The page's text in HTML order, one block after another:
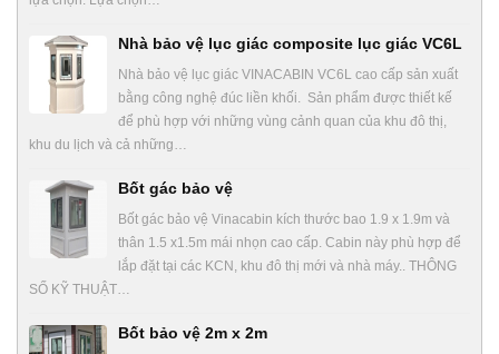
Nhà bảo vệ lục giác composite lục giác VC6L
Nhà bảo vệ lục giác VINACABIN VC6L cao cấp sản xuất
bằng công nghệ đúc liền khối. Sản phẩm được thiết kế
để phù hợp với những vùng cảnh quan của khu đô thị,
khu du lịch và cả những…
Bốt gác bảo vệ
Bốt gác bảo vệ Vinacabin kích thước bao 1.9 x 1.9m và
thân 1.5 x1.5m mái nhọn cao cấp. Cabin này phù hợp để
lắp đặt tại các KCN, khu đô thị mới và nhà máy.. THÔNG
SỐ KỸ THUẬT…
Bốt bảo vệ 2m x 2m